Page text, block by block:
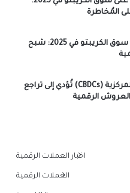
المُخاطرة
الاحتيال والاختراقات تُزعزع الثقة في سوق الكريبتو في 2025: شبح
منافسة العملات الرقمية للبنوك المركزية (CBDCs) تُؤدي إلى تراجع
اخبار العملات الرقمية
العملات الرقمية